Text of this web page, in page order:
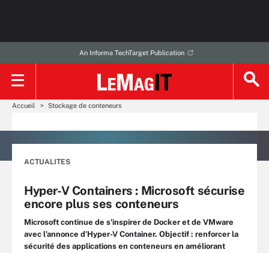
An Informa TechTarget Publication
Accueil Stockage de conteneurs
ACTUALITES
Hyper-V Containers : Microsoft sécurise
encore plus ses conteneurs
Microsoft continue de s'inspirer de Docker et de VMware
avec l’annonce d’Hyper-V Container. Objectif : renforcer la
sécurité des applications en conteneurs en améliorant